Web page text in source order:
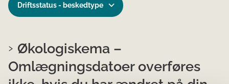
Driftsstatus - beskedtype
Økologiskema –
Omlægningsdatoer overføres